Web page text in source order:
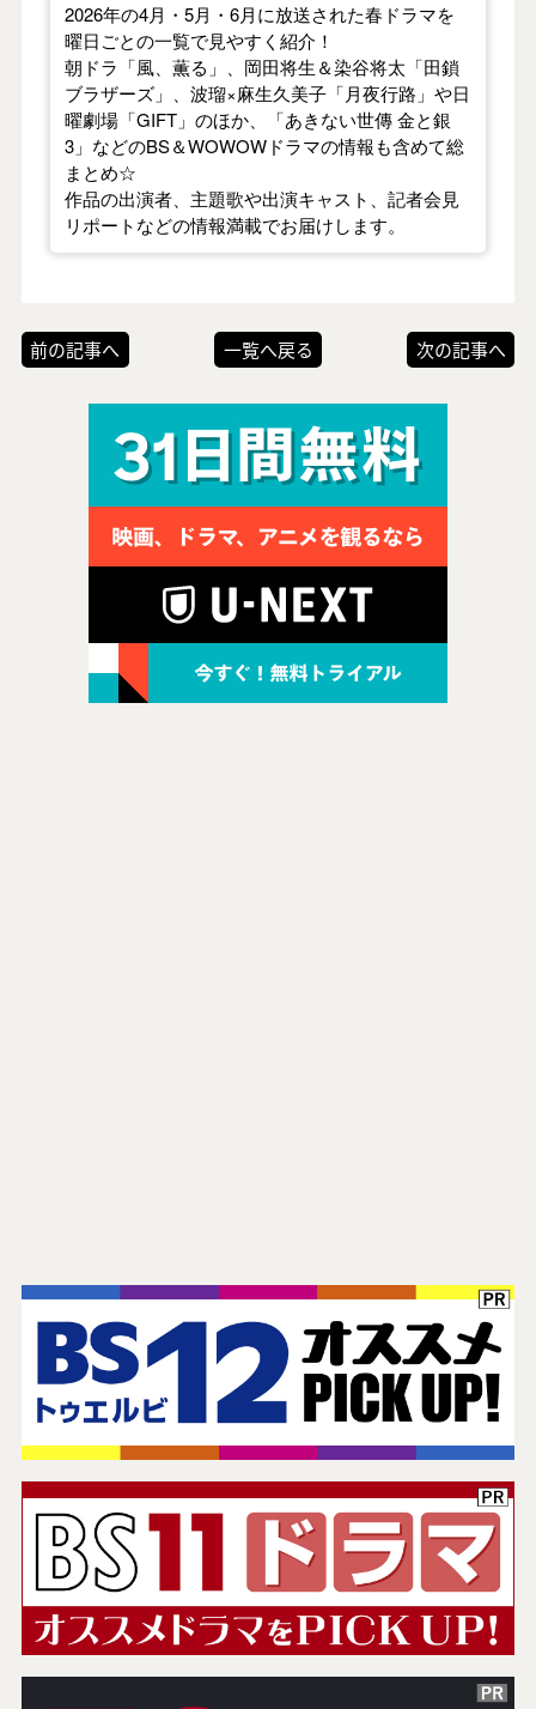
2026年の4月・5月・6月に放送された春ドラマを
曜日ごとの一覧で見やすく紹介！
朝ドラ「風、薫る」、岡田将生＆染谷将太「田鎖
ブラザーズ」、波瑠×麻生久美子「月夜行路」や日
曜劇場「GIFT」のほか、「あきない世傳 金と銀
3」などのBS＆WOWOWドラマの情報も含めて総
まとめ☆
作品の出演者、主題歌や出演キャスト、記者会見
リポートなどの情報満載でお届けします。
前の記事へ 一覧へ戻る 次の記事へ